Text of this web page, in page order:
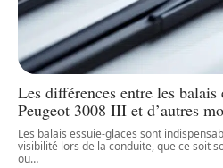
Les différences entre les balais
Peugeot 3008 III et d’autres
Les balais essuie-glaces sont
visibilité lors de la conduite, que ce soit
ou…